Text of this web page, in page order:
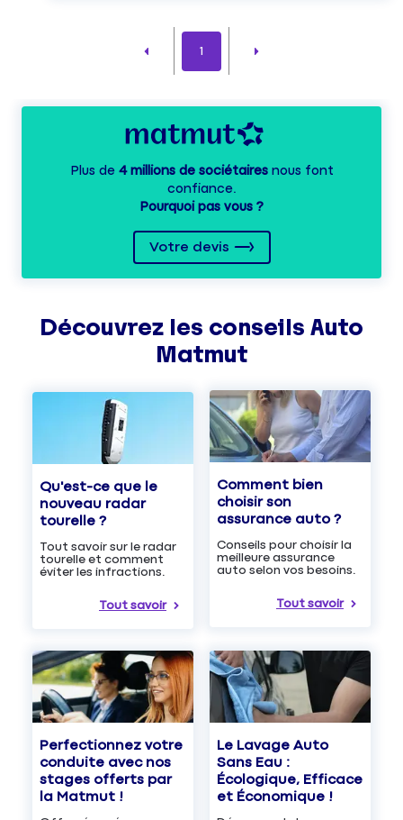
1
Plus de 4 millions de sociétairesnous font
confiance.
Pourquoi pas vous ?
Votre devis
Découvrez les conseils Auto
Matmut
Qu'est-ce que le
nouveau radar
tourelle ?
Tout savoir sur le radar
tourelle et comment
éviter les infractions.
Tout savoir
Comment bien
choisir son
assurance auto ?
Conseils pour choisir la
meilleure assurance
auto selon vos besoins.
Tout savoir
Perfectionnez votre
conduite avec nos
stages offerts par
la Matmut !
Le Lavage Auto
Sans Eau :
Écologique, Efficace
et Économique !